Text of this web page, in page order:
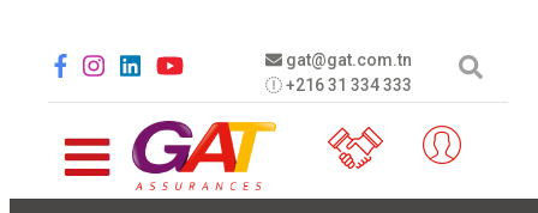
gat@gat.com.tn
+216 31 334 333
Social menu